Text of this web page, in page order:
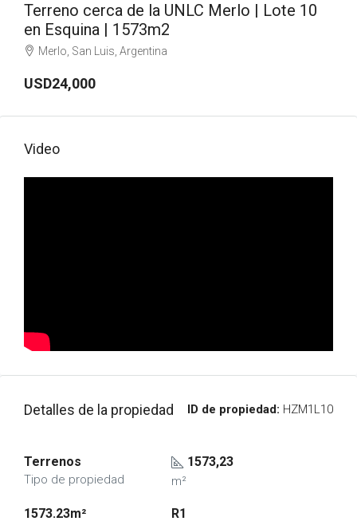
Terreno cerca de la UNLC Merlo | Lote 10
en Esquina | 1573m2
Merlo, San Luis, Argentina
USD24,000
Video
Detalles de la propiedad ID de propiedad: HZM1L10
Terrenos
Tipo de propiedad
1573,23
m²
1573.23m² R1